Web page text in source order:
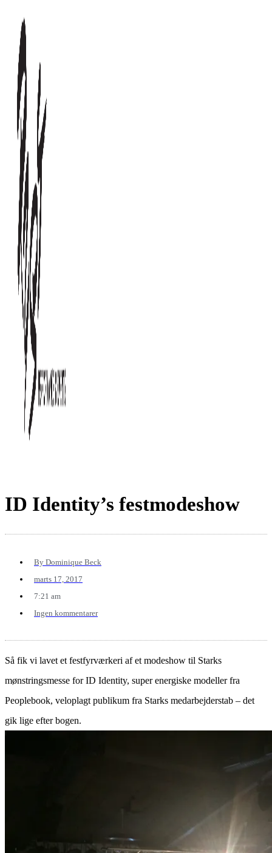
indhold
ID Identity’s festmodeshow
By Dominique Beck
marts 17, 2017
7:21 am
Ingen kommentarer
Så fik vi lavet et festfyrværkeri af et modeshow til Starks
mønstringsmesse for ID Identity, super energiske modeller fra
Peoplebook, veloplagt publikum fra Starks medarbejderstab – det
gik lige efter bogen.